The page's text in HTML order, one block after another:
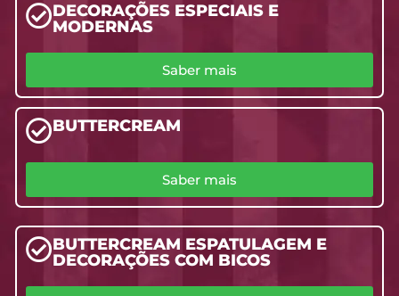
DECORAÇÕES ESPECIAIS E
MODERNAS
Saber mais
BUTTERCREAM
Saber mais
BUTTERCREAM ESPATULAGEM E
DECORAÇÕES COM BICOS